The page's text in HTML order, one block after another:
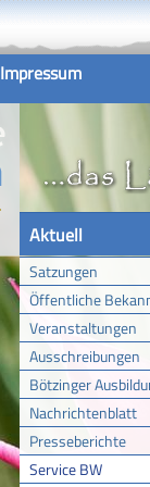
Impressum
Aktuell
Satzungen
Öffentliche
Veranstaltungen
Ausschreibungen
Bötzinger
Nachrichtenblatt
Presseberichte
Service BW